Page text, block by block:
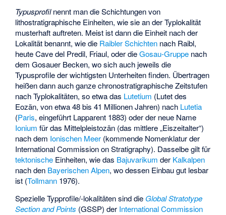
Typusprofilnennt man die Schichtungen von
lithostratigraphische Einheiten, wie sie an der Typlokalität
musterhaft auftreten. Meist ist dann die Einheit nach der
Lokalität benannt, wie die Raibler Schichten nach Raibl,
heuteCave del Predil, Friaul, oder dieGosau-Gruppe nach
demGosauer Becken, wo sich auch jeweils die
Typusprofile der wichtigsten Unterheiten finden. Übertragen
heißen dann auch ganzechronostratigraphischeZeitstufen
nach Typlokalitäten, so etwa das Lutetium (Lutet des
Eozän, von etwa 48 bis 41 Millionen Jahren) nach Lutetia
(Paris, eingeführt Lapparent 1883) oder der neue Name
Ionium für das Mittelpleistozän (das mittlere „Eiszeitalter“)
nach dem Ionischen Meer (kommende Nomenklatur der
International Commission on Stratigraphy). Dasselbe gilt für
tektonische Einheiten, wie das Bajuvarikum der Kalkalpen
nach den Bayerischen Alpen, wo dessen Einbau gut lesbar
ist (Tollmann 1976).
Spezielle Typprofile/-lokalitäten sind die Global Stratotype
Section and Points (GSSP) der International Commission